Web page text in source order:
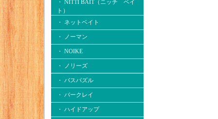
・ NITTI BAIT（ニッチ ベイ
ト）
・ ネットベイト
・ ノーマン
・ NOIKE
・ ノリーズ
・ バスパズル
・ バークレイ
・ ハイドアップ